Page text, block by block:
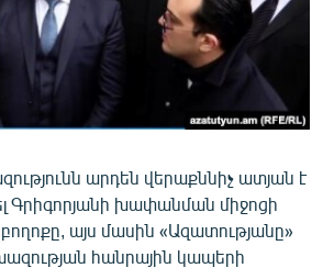
արդեն վերաքննիչ ատյան է
Գրիգորյանի խափանման միջոցի
այս մասին «Ազատությանը»
հանրային կապերի